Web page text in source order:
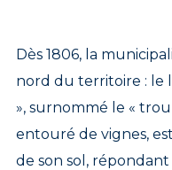
Dès 1806, la
nord du territoire : le
», surnommé le «
entouré de vignes,
de son sol,